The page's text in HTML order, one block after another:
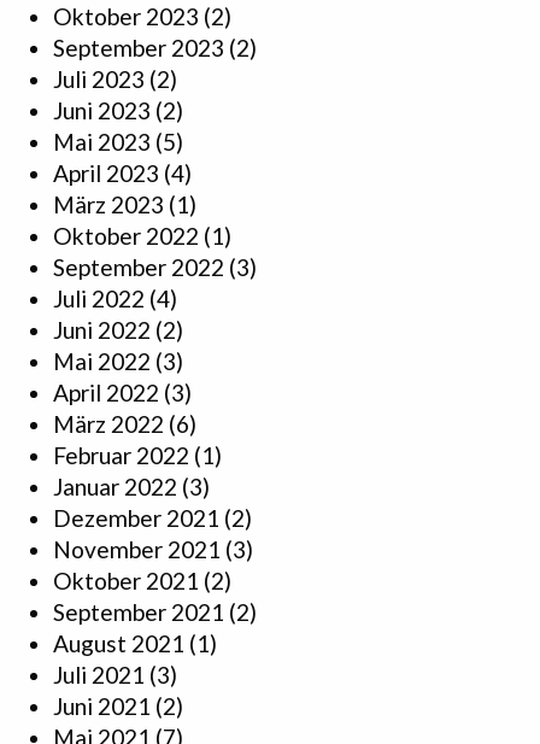
Oktober 2023 (2)
September 2023 (2)
Juli 2023 (2)
Juni 2023 (2)
Mai 2023 (5)
April 2023 (4)
März 2023 (1)
Oktober 2022 (1)
September 2022 (3)
Juli 2022 (4)
Juni 2022 (2)
Mai 2022 (3)
April 2022 (3)
März 2022 (6)
Februar 2022 (1)
Januar 2022 (3)
Dezember 2021 (2)
November 2021 (3)
Oktober 2021 (2)
September 2021 (2)
August 2021 (1)
Juli 2021 (3)
Juni 2021 (2)
Mai 2021 (7)